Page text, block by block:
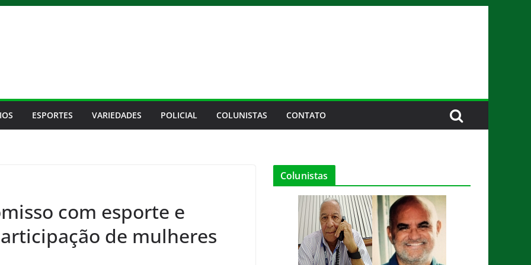
ESPORTES VARIEDADES POLICIAL COLUNISTAS CONTATO
com esporte e
de mulheres
Colunistas